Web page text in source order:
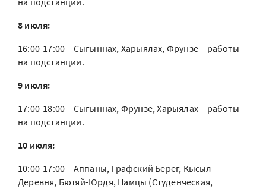
8 июля:
16:00-17:00 – Сыгыннах, Харыялах, Фрунзе – работы
на подстанции.
9 июля:
17:00-18:00 – Сыгыннах, Фрунзе, Харыялах – работы
на подстанции.
10 июля:
10:00-17:00 – Аппаны, Графский Берег, Кысыл-
Деревня, Бютяй-Юрдя, Намцы (Студенческая,